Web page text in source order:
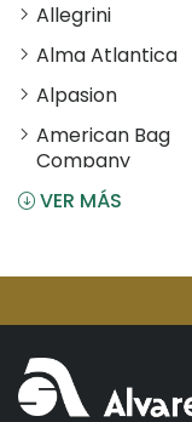
Allegrini
Alma Atlantica
Alpasion
American Bag
Company
Angostura
Aperol
Arcos
Areparepa
Argensun
VER MÁS